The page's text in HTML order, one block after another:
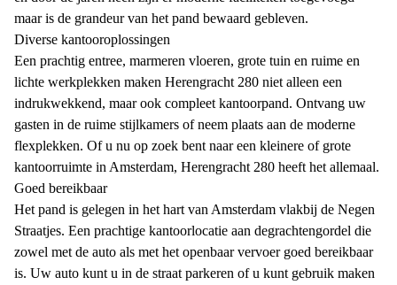
maar is de grandeur van het pand bewaard gebleven.
Diverse kantooroplossingen
Een prachtig entree, marmeren vloeren, grote tuin en ruime en
lichte werkplekken maken Herengracht 280 niet alleen een
indrukwekkend, maar ook compleet kantoorpand. Ontvang uw
gasten in de ruime stijlkamers of neem plaats aan de moderne
flexplekken. Of u nu op zoek bent naar een kleinere of grote
kantoorruimte in Amsterdam, Herengracht 280 heeft het allemaal.
Goed bereikbaar
Het pand is gelegen in het hart van Amsterdam vlakbij de Negen
Straatjes. Een prachtige kantoorlocatie aan degrachtengordel die
zowel met de auto als met het openbaar vervoer goed bereikbaar
is. Uw auto kunt u in de straat parkeren of u kunt gebruik maken